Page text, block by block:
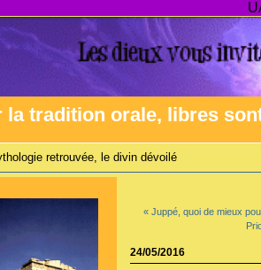
la tradition orale, libres
retrouvée, le divin dévoilé
« Juppé, quoi de mieux
24/05/2016